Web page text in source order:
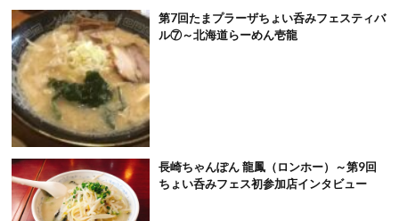
第7回たまプラーザちょい呑みフェスティバ
ル⑦～北海道らーめん壱龍
長崎ちゃんぽん 龍鳳（ロンホー）～第9回
ちょい呑みフェス初参加店インタビュー